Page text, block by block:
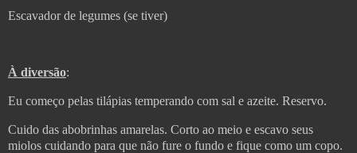
Escavador de legumes (se tiver)
À diversão:
Eu começo pelas tilápias temperando com sal e azeite. Reservo.
Cuido das abobrinhas amarelas. Corto ao meio e escavo seus
miolos cuidando para que não fure o fundo e fique como um copo.